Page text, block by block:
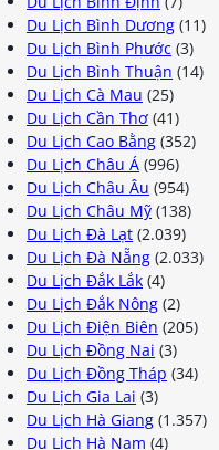
Du Lịch Bình Dương (11)
Du Lịch Bình Phước (3)
Du Lịch Bình Thuận (14)
Du Lịch Cà Mau (25)
Du Lịch Cần Thơ (41)
Du Lịch Cao Bằng (352)
Du Lịch Châu Á (996)
Du Lịch Châu Âu (954)
Du Lịch Châu Mỹ (138)
Du Lịch Đà Lạt (2.039)
Du Lịch Đà Nẵng (2.033)
Du Lịch Đắk Lắk (4)
Du Lịch Đắk Nông (2)
Du Lịch Điện Biên (205)
Du Lịch Đồng Nai (3)
Du Lịch Đồng Tháp (34)
Du Lịch Gia Lai (3)
Du Lịch Hà Giang (1.357)
Du Lịch Hà Nam (4)